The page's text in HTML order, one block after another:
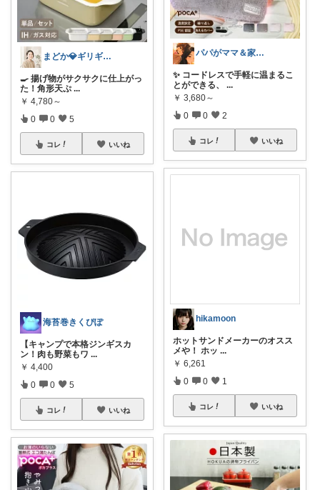
まどか💎ギリギリアラサーOL
🍳 揚げ物がサクサクに仕上がっ
た！角形天ぷ ...
￥ 4,780～
0 0 5
コレ いいね
海苔巻きくぴぽ
【キャンプで本格ジンギスカ
ン！肉も野菜もワ ...
￥ 4,400
0 0 5
コレ いいね
パパがママ＆家族の笑顔の為に選ぶ品😆
✨ コードレスで手軽に温まるこ
とができる、
...
￥ 3,680～
0 0 2
コレ いいね
hikamoon
ホットサンドメーカーのオスス
メや！ ホッ ...
￥ 6,261
0 0 1
コレ いいね